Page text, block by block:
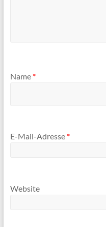
Name *
E-Mail-Adresse *
Website